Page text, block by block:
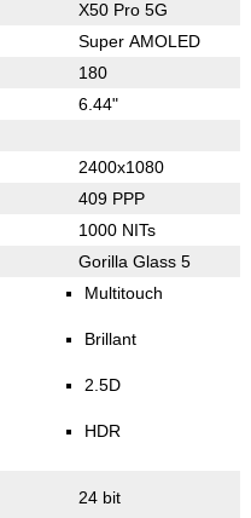
X50 Pro 5G
Super AMOLED
180
6.44"
2400x1080
409 PPP
1000 NITs
Gorilla Glass 5
Multitouch
Brillant
2.5D
HDR
24 bit